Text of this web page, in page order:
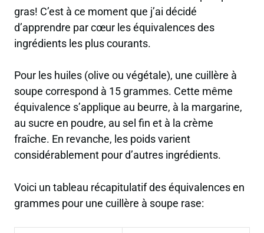
gras! C’est à ce moment que j’ai décidé
d’apprendre par cœur les équivalences des
ingrédients les plus courants.
Pour les huiles (olive ou végétale), une cuillère à
soupe correspond à 15 grammes. Cette même
équivalence s’applique au beurre, à la margarine,
au sucre en poudre, au sel fin et à la crème
fraîche. En revanche, les poids varient
considérablement pour d’autres ingrédients.
Voici un tableau récapitulatif des équivalences en
grammes pour une cuillère à soupe rase: